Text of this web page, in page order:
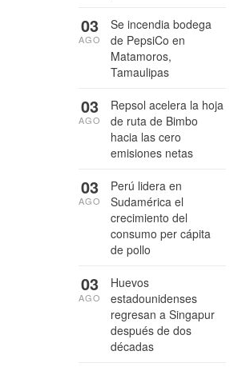
Se incendia bodega
de PepsiCo en
Matamoros,
Tamaulipas
03
AGO
Repsol acelera la hoja
de ruta de Bimbo
hacia las cero
emisiones netas
03
AGO
Perú lidera en
Sudamérica el
crecimiento del
consumo per cápita
de pollo
03
AGO
Huevos
estadounidenses
regresan a Singapur
después de dos
décadas
03
AGO